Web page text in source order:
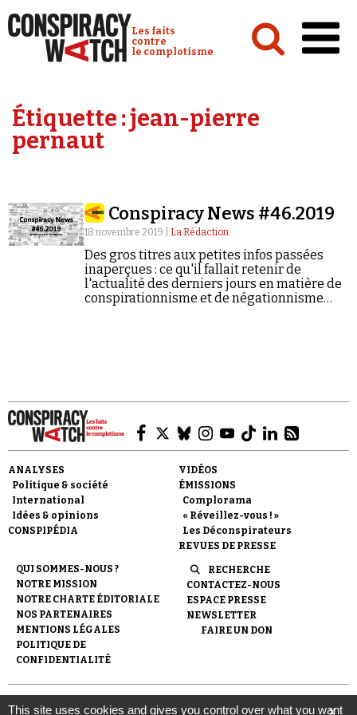
Conspiracy Watch :
Les faits
contre
le complotisme
Analyses
Émissions
Revues de presse
Faire un don
Demander à Vera
Étiquette :jean-pierre
pernaut
Conspiracy News #46.2019
18 novembre 2019 | La Rédaction
Des gros titres aux petites infos passées
inaperçues : ce qu'il fallait retenir de
l'actualité des derniers jours en matière de
conspirationnisme et de négationnisme
ANALYSES
Politique & société
International
Idées & opinions
CONSPIPÉDIA
VIDÉOS
ÉMISSIONS
Complorama
« Réveillez-vous ! »
Les Déconspirateurs
REVUES DE PRESSE
QUI SOMMES-NOUS ?
NOTRE MISSION
NOTRE CHARTE ÉDITORIALE
NOS PARTENAIRES
MENTIONS LÉGALES
POLITIQUE DE
CONFIDENTIALITÉ
RECHERCHE
CONTACTEZ-NOUS
ESPACE PRESSE
NEWSLETTER
FAIRE UN DON
© 2007- 2026 Conspiracy Watch | Une réalisation de
X
This site uses cookies and gives you control over what you want